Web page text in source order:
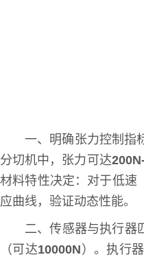
一、明确张力控制指
分切机中，张力可达
材料特性决定：对于低速
应曲线，验证动态性能。
二、传感器与执行器
（可达10000N ）。执行